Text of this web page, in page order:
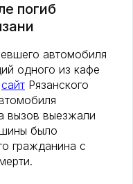
погиб
автомобиля
одного из кафе
сайт Рязанского
вызов выезжали
было
гражданина с